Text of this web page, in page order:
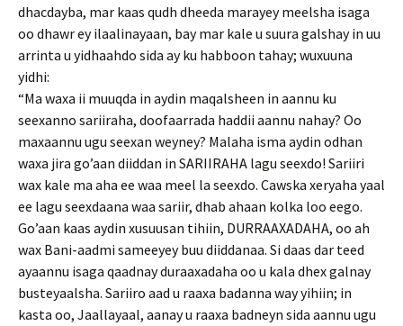
dhacdayba, mar kaas qudh dheeda marayey meelsha isaga
oo dhawr ey ilaalinayaan, bay mar kale u suura galshay in uu
arrinta u yidhaahdo sida ay ku habboon tahay; wuxuuna
yidhi:
“Ma waxa ii muuqda in aydin maqalsheen in aannu ku
seexanno sariiraha, doofaarrada haddii aannu nahay? Oo
maxaannu ugu seexan weyney? Malaha isma aydin odhan
waxa jira go’aan diiddan in SARIIRAHA lagu seexdo! Sariiri
wax kale ma aha ee waa meel la seexdo. Cawska xeryaha yaal
ee lagu seexdaana waa sariir, dhab ahaan kolka loo eego.
Go’aan kaas aydin xusuusan tihiin, DURRAAXADAHA, oo ah
wax Bani-aadmi sameeyey buu diiddanaa. Si daas dar teed
ayaannu isaga qaadnay duraaxadaha oo u kala dhex galnay
busteyaalsha. Sariiro aad u raaxa badanna way yihiin; in
kasta oo, Jaallayaal, aanay u raaxa badneyn sida aannu ugu